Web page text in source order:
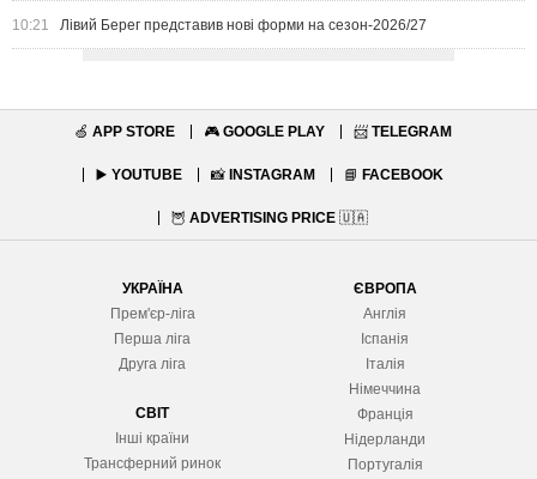
10:21 Лівий Берег представив нові форми на сезон-2026/27
🍏 APP STORE 🎮 GOOGLE PLAY 📨 TELEGRAM
▶️ YOUTUBE 📸 INSTAGRAM 📘 FACEBOOK
🦉 ADVERTISING PRICE 🇺🇦
УКРАЇНА
Прем'єр-ліга
Перша ліга
Друга ліга
СВІТ
Інші країни
Трансферний ринок
ЄВРОПА
Англія
Іспанія
Італія
Німеччина
Франція
Нідерланди
Португалія